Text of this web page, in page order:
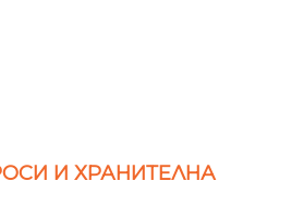
И ХРАНИТЕЛНА